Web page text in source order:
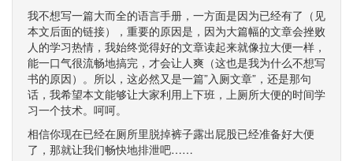
我不想写一篇大而全的语言手册，一方面是因为已经有了（见
本文后面的链接），重要的原因是，因为大篇幅的文章会挫败
人的学习热情，我始终觉得好的文章读起来就像拉大便一样，
能一口气很流畅地搞完，才会让人爽（这也是我为什么不想写
书的原因）。所以，这必然又是一篇”入厕文章”，还是那句
话，我希望本文能够让大家利用上下班，上厕所大便的时间学
习一个技术。呵呵。
相信你现在已经在厕所里脱掉裤子露出屁股已经准备好大便
了，那就让我们畅快地排泄吧……